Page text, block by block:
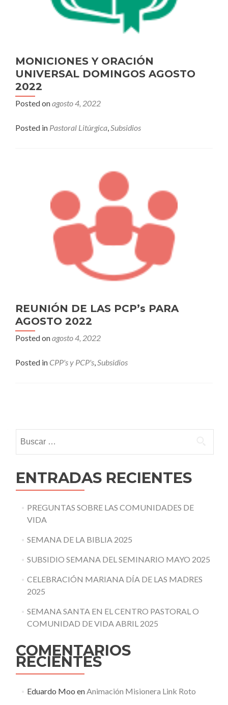
MONICIONES Y ORACIÓN
UNIVERSAL DOMINGOS AGOSTO
2022
Posted onagosto 4, 2022
Posted in Pastoral Litúrgica,Subsidios
REUNIÓN DE LAS PCP’s PARA
AGOSTO 2022
Posted onagosto 4, 2022
Posted in CPP's y PCP's,Subsidios
navigation
ENTRADAS RECIENTES
PREGUNTAS SOBRE LAS COMUNIDADES DE
VIDA
SEMANA DE LA BIBLIA 2025
SUBSIDIO SEMANA DEL SEMINARIO MAYO 2025
CELEBRACIÓN MARIANA DÍA DE LAS MADRES
2025
SEMANA SANTA EN EL CENTRO PASTORAL O
COMUNIDAD DE VIDA ABRIL 2025
COMENTARIOS
RECIENTES
Eduardo Moo enAnimación Misionera Link Roto